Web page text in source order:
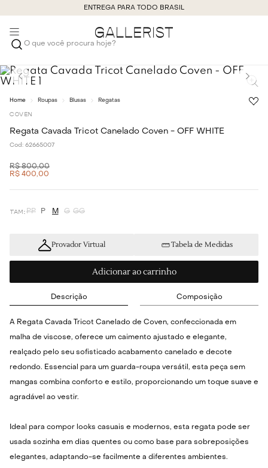
ENTREGA PARA TODO BRASIL
O que você procura hoje?
Roupas Blusas Regatas
COVEN
Regata Cavada Tricot Canelado Coven - OFF WHITE
Cod: 62665007
R$ 800,00
R$ 400,00
PP P M G GG
Provador Virtual Tabela de Medidas
Adicionar ao carrinho
Descrição Composição
A Regata Cavada Tricot Canelado de Coven, confeccionada em
malha de viscose, oferece um caimento ajustado e elegante,
realçado pelo seu sofisticado acabamento canelado e decote
redondo. Essencial para um guarda-roupa versátil, esta peça sem
mangas combina conforto e estilo, proporcionando um toque suave e
agradável ao vestir.
Ideal para compor looks casuais e modernos, esta regata pode ser
usada sozinha em dias quentes ou como base para sobreposições
elegantes, adaptando-se facilmente a diferentes ambientes.